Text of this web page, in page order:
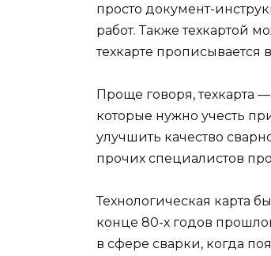
просто документ-
работ. Также техкартой
техкарте прописывается
Проще говоря, техкарта
которые нужно учесть
улучшить качество
прочих специалистов
Технологическая карта
конце 80-х годов
в сфере сварки, когда